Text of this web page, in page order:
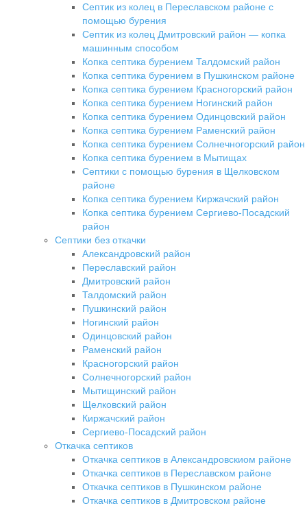
Септик из колец в Переславском районе с
помощью бурения
Септик из колец Дмитровский район — копка
машинным способом
Копка септика бурением Талдомский район
Копка септика бурением в Пушкинском районе
Копка септика бурением Красногорский район
Копка септика бурением Ногинский район
Копка септика бурением Одинцовский район
Копка септика бурением Раменский район
Копка септика бурением Солнечногорский район
Копка септика бурением в Мытищах
Септики с помощью бурения в Щелковском
районе
Копка септика бурением Киржачский район
Копка септика бурением Сергиево-Посадский
район
Септики без откачки
Александровский район
Переславский район
Дмитровский район
Талдомский район
Пушкинский район
Ногинский район
Одинцовский район
Раменский район
Красногорский район
Солнечногорский район
Мытищинский район
Щелковский район
Киржачский район
Сергиево-Посадский район
Откачка септиков
Откачка септиков в Александровскиом районе
Откачка септиков в Переславском районе
Откачка септиков в Пушкинском районе
Откачка септиков в Дмитровском районе